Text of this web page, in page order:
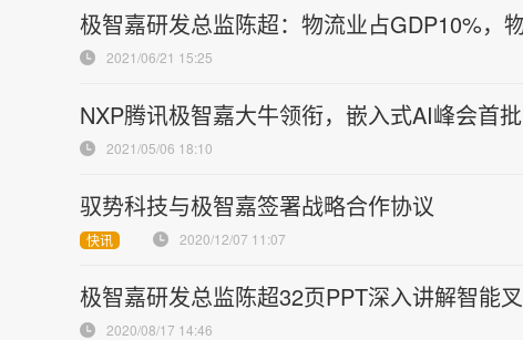
极智嘉研发总监陈超：物流业占GDP10%，
2021/06/21 15:25
NXP腾讯极智嘉大牛领衔，嵌入式AI峰会首批
2021/05/06 18:10
驭势科技与极智嘉签署战略合作协议
快讯 2020/12/07 11:07
极智嘉研发总监陈超32页PPT深入讲解智能
2020/08/17 14:46